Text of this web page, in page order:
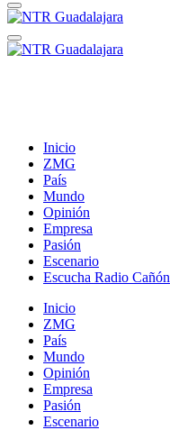
Inicio
ZMG
País
Mundo
Opinión
Empresa
Pasión
Escenario
Escucha Radio Cañón
Inicio
ZMG
País
Mundo
Opinión
Empresa
Pasión
Escenario